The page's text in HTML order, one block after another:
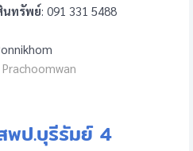
นทรัพย์: 091 331 5488
พป.บุรีรัมย์ 4